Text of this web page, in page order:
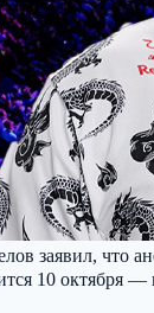
заявил, что
10 октября